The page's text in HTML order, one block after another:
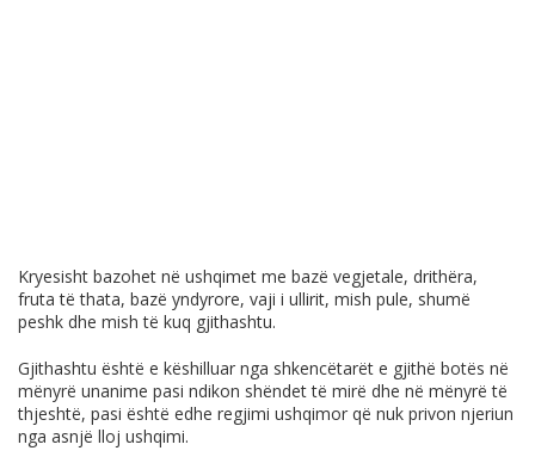
Kryesisht bazohet në ushqimet me bazë vegjetale, drithëra,
fruta të thata, bazë yndyrore, vaji i ullirit, mish pule, shumë
peshk dhe mish të kuq gjithashtu.
Gjithashtu është e këshilluar nga shkencëtarët e gjithë botës në
mënyrë unanime pasi ndikon shëndet të mirë dhe në mënyrë të
thjeshtë, pasi është edhe regjimi ushqimor që nuk privon njeriun
nga asnjë lloj ushqimi.